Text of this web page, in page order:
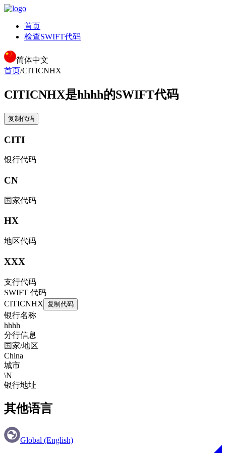
首页
检查SWIFT代码
简体中文
首页/CITICNHX
CITICNHX是hhhh的SWIFT代码
复制代码
CITI
银行代码
CN
国家代码
HX
地区代码
XXX
支行代码
SWIFT 代码
CITICNHX 复制代码
银行名称
hhhh
分行信息
国家/地区
China
城市
\N
银行地址
其他语言
Global (English)